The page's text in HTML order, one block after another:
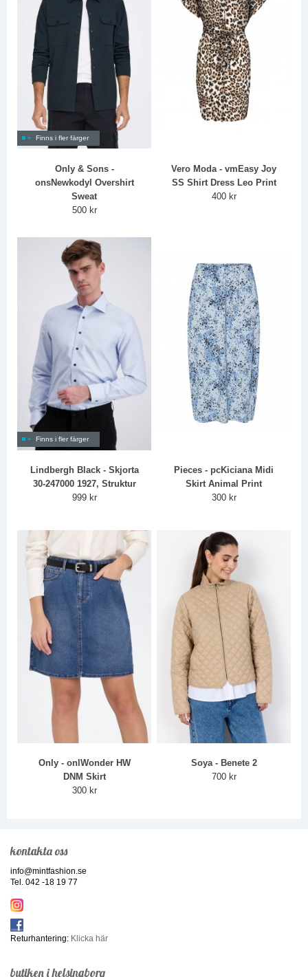
Finns i fler färger
Only & Sons -
onsNewkodyl Overshirt
Sweat
500 kr
Vero Moda - vmEasy Joy
SS Shirt Dress Leo Print
400 kr
Finns i fler färger
Lindbergh Black - Skjorta
30-247000 1927, Struktur
999 kr
Pieces - pcKiciana Midi
Skirt Animal Print
300 kr
Only - onlWonder HW
DNM Skirt
300 kr
Soya - Benete 2
700 kr
kontakta oss
info@mintfashion.se
Tel. 042 -18 19 77
Returhantering: Klicka här
butiken i helsingborg